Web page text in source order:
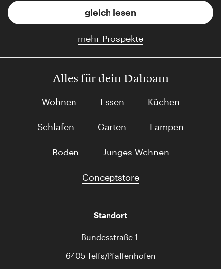
gleich lesen
mehr Prospekte
Alles für dein Dahoam
Wohnen Essen Küchen
Schlafen Garten Lampen
Boden Junges Wohnen
Conceptstore
Standort
Bundesstraße 1
6405 Telfs/Pfaffenhofen